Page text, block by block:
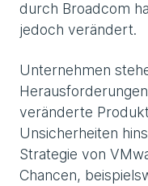
durch Broadcom
jedoch verändert.
Unternehmen
veränderte
Unsicherheiten
Strategie von
Chancen,